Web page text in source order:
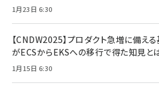
1月23日 6:30
【CNDW2025】プロダクト急増に備え
がECSからEKSへの移行で得た知見と
1月15日 6:30